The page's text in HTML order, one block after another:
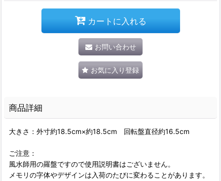
カートに入れる
お問い合わせ
お気に入り登録
商品詳細
大きさ：外寸約18.5cm×約18.5cm 回転盤直径約16.5cm
ご注意：
風水師用の羅盤ですので使用説明書はございません。
メモリの字体やデザインは入荷のたびに変わることがあります。